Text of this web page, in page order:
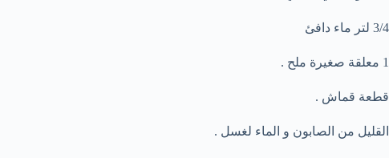
3/4 لتر ماء دافئ
1 معلقة صغيرة ملح .
قطعة قماش .
القليل من الصابون و الماء لغسل .